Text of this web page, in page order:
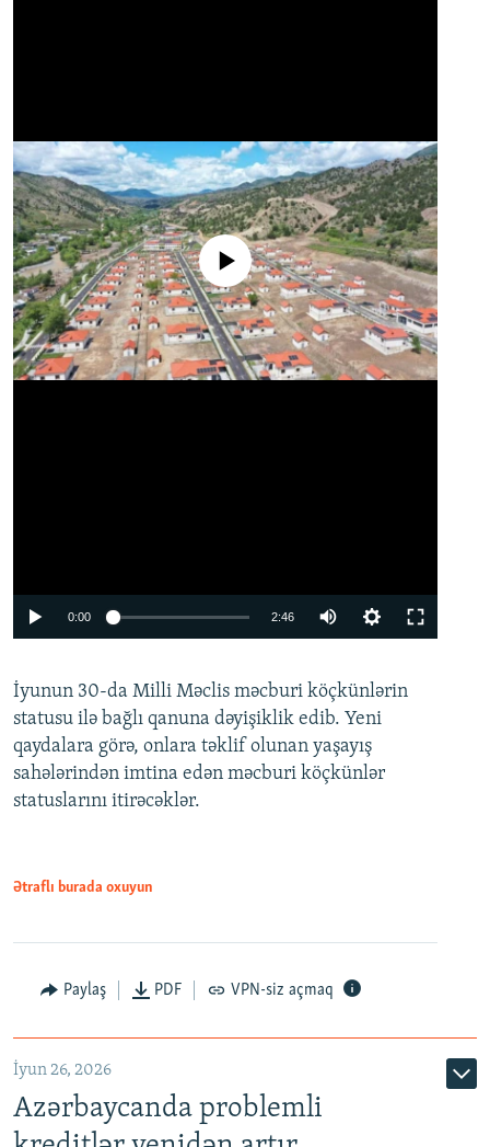
Auto 240p 360p 480p
720p 1080p
No media source currently available
0:00 2:46
360p
480p
720p
İyunun 30-da Milli Məclis məcburi köçkünlərin
statusu ilə bağlı qanuna dəyişiklik edib. Yeni
qaydalara görə, onlara təklif olunan yaşayış
sahələrindən imtina edən məcburi köçkünlər
statuslarını itirəcəklər.
Ətraflı burada oxuyun
Paylaş PDF VPN-siz açmaq
İyun 26, 2026
Azərbaycanda problemli